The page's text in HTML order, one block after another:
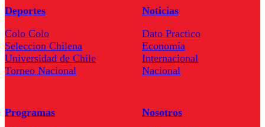
Deportes
Colo Colo
Seleccion Chilena
Universidad de Chile
Torneo Nacional
Noticias
Dato Practico
Economía
Internacional
Nacional
Programas
Nosotros